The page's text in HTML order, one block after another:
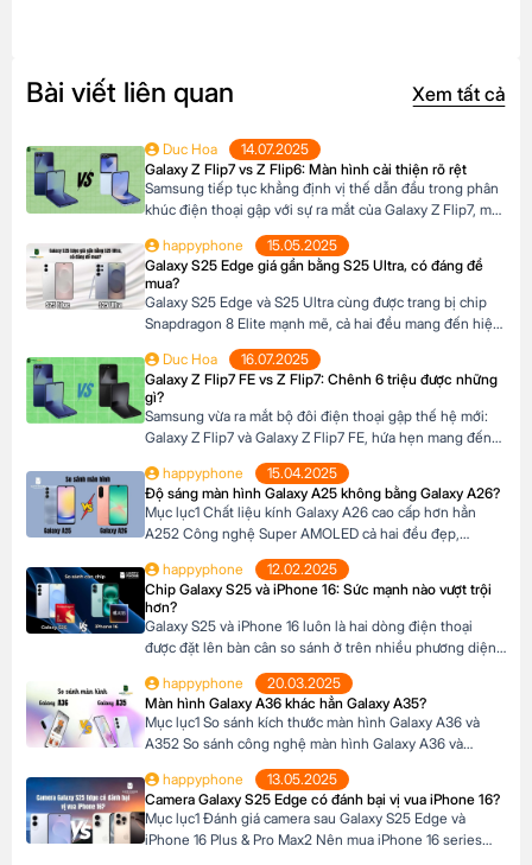
Bài viết liên quan Xem tất cả
Duc Hoa
14.07.2025
Galaxy Z Flip7 vs Z Flip6: Màn hình cải thiện rõ rệt
Samsung tiếp tục khẳng định vị thế dẫn đầu trong phân
khúc điện thoại gập với sự ra mắt của Galaxy Z Flip7, một
Z Flip6. Nhưng liệu những cải tiến trên Z Flip7 có thực
sự đáng để bạn nâng cấp? Hãy […]
happyphone
15.05.2025
Galaxy S25 Edge giá gần bằng S25 Ultra, có đáng để
mua?
Galaxy S25 Edge và S25 Ultra cùng được trang bị chip
Snapdragon 8 Elite mạnh mẽ, cả hai đều mang đến hiệu
Tuy nhiên, mỗi phiên bản lại có những điểm khác biệt
riêng về thiết kế, camera, màn hình và giá bán […]
Duc Hoa
16.07.2025
Galaxy Z Flip7 FE vs Z Flip7: Chênh 6 triệu được những
gì?
Samsung vừa ra mắt bộ đôi điện thoại gập thế hệ mới:
Galaxy Z Flip7 và Galaxy Z Flip7 FE, hứa hẹn mang đến
Với mức giá chênh lệch khoảng 6 triệu đồng giữa hai
phiên bản, nhiều người dùng đang băn khoăn liệu […]
happyphone
15.04.2025
Độ sáng màn hình Galaxy A25 không bằng Galaxy A26?
Mục lục1 Chất liệu kính Galaxy A26 cao cấp hơn hẳn
A252 Công nghệ Super AMOLED cả hai đều đẹp,
quét 120Hz5 Độ sáng tối đa Galaxy A26 vượt trội hơn6
Độ phân giải, độ sâu màu7 Hỗ trợ HDR là điểm yếu
chung8 Nên […]
happyphone
12.02.2025
Chip Galaxy S25 và iPhone 16: Sức mạnh nào vượt trội
hơn?
Galaxy S25 và iPhone 16 luôn là hai dòng điện thoại
được đặt lên bàn cân so sánh ở trên nhiều phương diện
sánh hai con chip Snapdragon 8 Elite và Apple A18 trên
hai dòng điện thoại này với nhau. Mục lục1 […]
happyphone
20.03.2025
Màn hình Galaxy A36 khác hẳn Galaxy A35?
Mục lục1 So sánh kích thước màn hình Galaxy A36 và
A352 So sánh công nghệ màn hình Galaxy A36 và
A352.1 Công nghệ màn hình Super AMOLED và độ phân
giải2.2 So sánh độ sáng màn hình 3 Màn hình Galaxy
A36 có tốt hơn Galaxy A35? So sánh kích thước màn
hình Galaxy A36 […]
happyphone
13.05.2025
Camera Galaxy S25 Edge có đánh bại vị vua iPhone 16?
Mục lục1 Đánh giá camera sau Galaxy S25 Edge và
iPhone 16 Plus & Pro Max2 Nên mua iPhone 16 series